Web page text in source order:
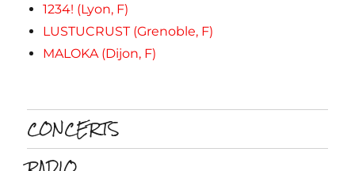
1234! (Lyon, F)
LUSTUCRUST (Grenoble, F)
MALOKA (Dijon, F)
CONCERTS